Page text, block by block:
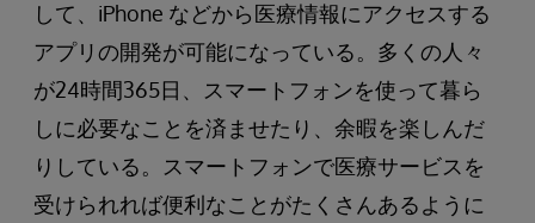
して、iPhone などから医療情報にアクセスする
アプリの開発が可能になっている。多くの人々
が24時間365日、スマートフォンを使って暮ら
しに必要なことを済ませたり、余暇を楽しんだ
りしている。スマートフォンで医療サービスを
受けられれば便利なことがたくさんあるように